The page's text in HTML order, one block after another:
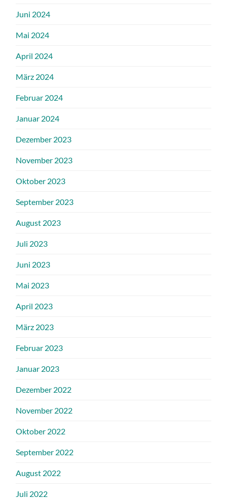
Juni 2024
Mai 2024
April 2024
März 2024
Februar 2024
Januar 2024
Dezember 2023
November 2023
Oktober 2023
September 2023
August 2023
Juli 2023
Juni 2023
Mai 2023
April 2023
März 2023
Februar 2023
Januar 2023
Dezember 2022
November 2022
Oktober 2022
September 2022
August 2022
Juli 2022